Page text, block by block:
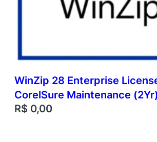
WinZip 28 Enterprise
CorelSure Maintenance
R$ 0,00